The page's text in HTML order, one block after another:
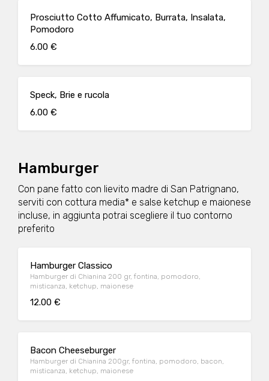
Prosciutto Cotto Affumicato, Burrata, Insalata,
Pomodoro
6.00 €
Speck, Brie e rucola
6.00 €
Hamburger
Con pane fatto con lievito madre di San Patrignano,
serviti con cottura media* e salse ketchup e maionese
incluse, in aggiunta potrai scegliere il tuo contorno
preferito
Hamburger Classico
Hamburger di Chianina 200 gr, fontina, pomodoro,
misticanza, ketchup, maionese
12.00 €
Bacon Cheeseburger
Hamburger di Chianina 200gr, fontina, pomodoro, bacon,
misticanza, ketchup, maionese